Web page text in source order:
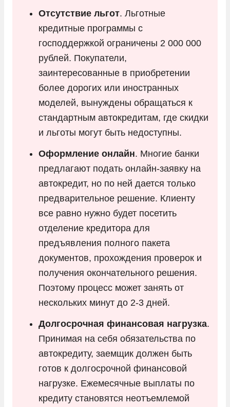
Отсутствие льгот. Льготные
кредитные программы с
господдержкой ограничены 2 000 000
рублей. Покупатели,
заинтересованные в приобретении
более дорогих или иностранных
моделей, вынуждены обращаться к
стандартным автокредитам, где скидки
и льготы могут быть недоступны.
Оформление онлайн. Многие банки
предлагают подать онлайн-заявку на
автокредит, но по ней дается только
предварительное решение. Клиенту
все равно нужно будет посетить
отделение кредитора для
предъявления полного пакета
документов, прохождения проверок и
получения окончательного решения.
Поэтому процесс может занять от
нескольких минут до 2-3 дней.
Долгосрочная финансовая нагрузка.
Принимая на себя обязательства по
автокредиту, заемщик должен быть
готов к долгосрочной финансовой
нагрузке. Ежемесячные выплаты по
кредиту становятся неотъемлемой